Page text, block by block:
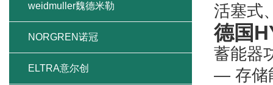
活塞式
德国
蓄能器
— 存储
weidmuller魏德米勒
NORGREN诺冠
ELTRA意尔创